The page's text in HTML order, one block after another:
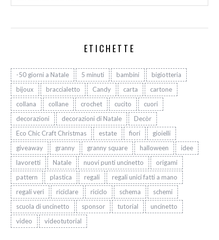
ETICHETTE
-50 giorni a Natale 5 minuti bambini
bigiotteria
bijoux
braccialetto Candy carta
cartone
collana
collane crochet cucito
cuori
decorazioni
decorazioni di Natale
Decòr
Eco Chic Craft Christmas
estate fiori
gioielli
giveaway
granny granny square halloween
idee
lavoretti
Natale nuovi punti uncinetto
origami
pattern
plastica regali
regali unici fatti a mano
regali veri
riciclare riciclo schema
schemi
scuola di uncinetto
sponsor tutorial
uncinetto
video
videotutorial